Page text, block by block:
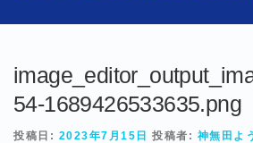
54-1689426533635.png
投稿日: 2023年7月15日 投稿者: 神無田よ